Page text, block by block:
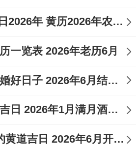
农历九月黄道吉日2026年 黄历2026年农历九月黄道吉日查询
一览表 2026年老历6月
2026年六月份结婚好日子 2026年6月结婚好吗
2026一月满月酒吉日 2026年1月满月酒吉日
2026年6月开业的黄道吉日 2026年6月开业黄道吉日查询